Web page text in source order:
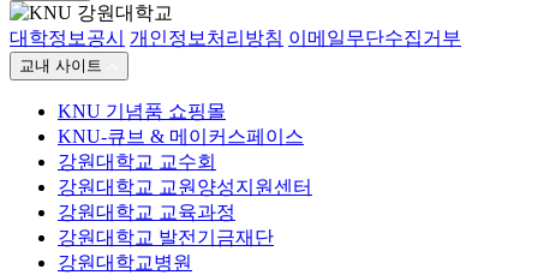
대학정보공시 개인정보처리방침 이메일무단수집거부
교내 사이트
KNU 기념품 쇼핑몰
KNU-큐브 & 메이커스페이스
강원대학교 교수회
강원대학교 교원양성지원센터
강원대학교 교육과정
강원대학교 발전기금재단
강원대학교병원